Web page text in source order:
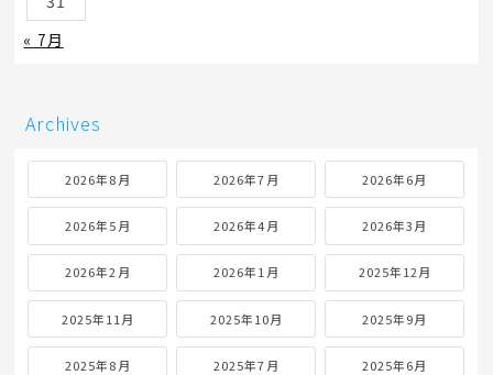
« 7月
Archives
2026年8月 2026年7月 2026年6月
2026年5月 2026年4月 2026年3月
2026年2月 2026年1月 2025年12月
2025年11月 2025年10月 2025年9月
2025年8月 2025年7月 2025年6月